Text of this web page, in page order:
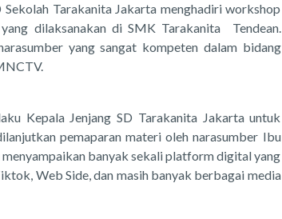
Tarakanita Jakarta menghadiri workshop
dilaksanakan di SMK Tarakanita Tendean.
yang sangat kompeten dalam bidang
Kepala Jenjang SD Tarakanita Jakarta untuk
pemaparan materi oleh narasumber Ibu
banyak sekali platform digital yang
Web Side, dan masih banyak berbagai media